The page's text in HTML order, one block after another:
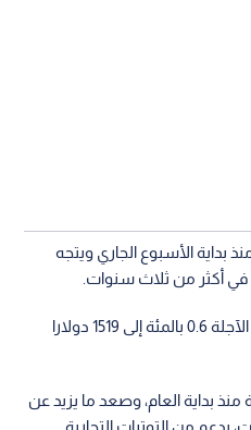
الثمين 4.6 بالمئة منذ بداية الأسبوع الجاري ويتجه
أكثر من ثلاث سنوات.
وزاد الذهب في العقود الأمريكية الآجلة 0.6 بالمئة إلى 1519 دولارا
ما يزيد عن 17 بالمئة منذ بداية العام، وصعد ما يزيد عن
بدعم من التوترات التجارية